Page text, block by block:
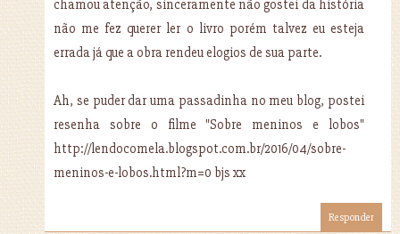
chamou atenção, sinceramente não gostei da história
não me fez querer ler o livro porém talvez eu esteja
errada já que a obra rendeu elogios de sua parte.
Ah, se puder dar uma passadinha no meu blog, postei
resenha sobre o filme "Sobre meninos e lobos"
http://lendocomela.blogspot.com.br/2016/04/sobre-
meninos-e-lobos.html?m=0 bjs xx
Responder